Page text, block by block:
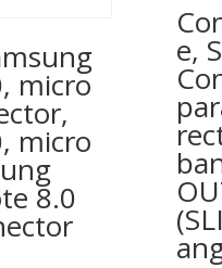
micro
micro
8.0
e,